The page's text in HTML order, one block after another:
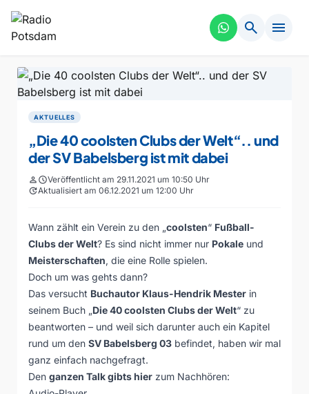
search menu
AKTUELLES
„Die 40 coolsten Clubs der Welt“.. und
der SV Babelsberg ist mit dabei
personscheduleVeröffentlicht am 29.11.2021 um 10:50 Uhr
updateAktualisiert am 06.12.2021 um 12:00 Uhr
Wann zählt ein Verein zu den „coolsten“ Fußball-
Clubs der Welt? Es sind nicht immer nur Pokale und
Meisterschaften, die eine Rolle spielen.
Doch um was gehts dann?
Das versucht Buchautor Klaus-Hendrik Mester in
seinem Buch „Die 40 coolsten Clubs der Welt“ zu
beantworten – und weil sich darunter auch ein Kapitel
rund um den SV Babelsberg 03 befindet, haben wir mal
ganz einfach nachgefragt.
Den ganzen Talk gibts hier zum Nachhören: